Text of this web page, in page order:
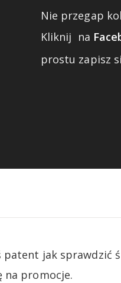
Nie przegap
Kliknij na
prostu zapisz
patent jak sprawdzić
na promocje.